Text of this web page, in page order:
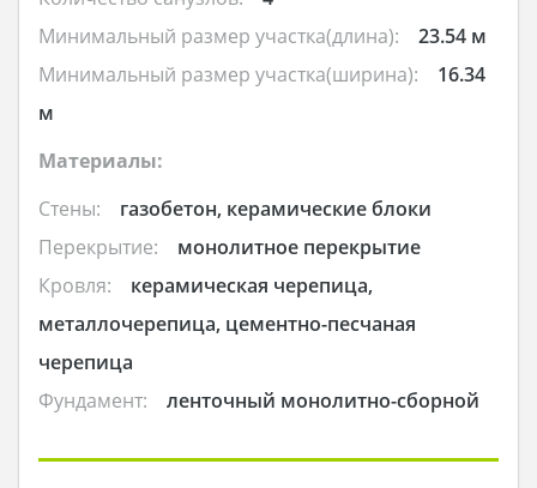
Минимальный размер участка(длина):
23.54 м
Минимальный размер участка(ширина):
16.34
м
Материалы:
Стены:
газобетон, керамические блоки
Перекрытие:
монолитное перекрытие
Кровля:
керамическая черепица,
металлочерепица, цементно-песчаная
черепица
Фундамент:
ленточный монолитно-сборной